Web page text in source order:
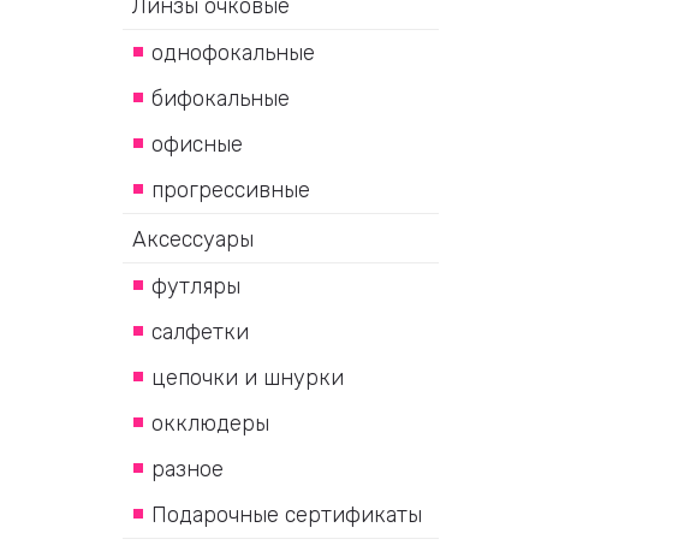
Линзы очковые
однофокальные
бифокальные
офисные
прогрессивные
Аксессуары
футляры
салфетки
цепочки и шнурки
окклюдеры
разное
Подарочные сертификаты